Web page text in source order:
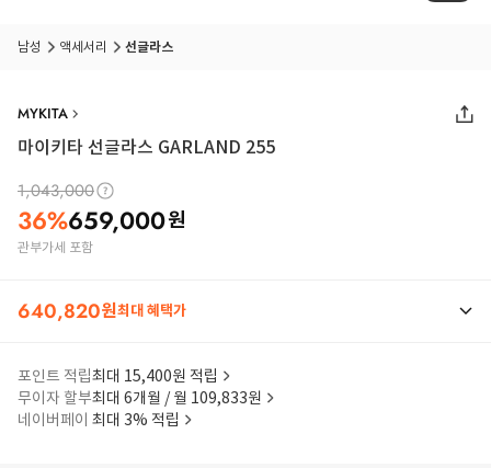
남성 액세서리 선글라스
MYKITA
마이키타 선글라스 GARLAND 255
1,043,000
36%659,000원
관부가세 포함
640,820원최대 혜택가
포인트 적립최대 15,400원 적립
무이자 할부최대 6개월 / 월 109,833원
네이버페이 최대 3% 적립